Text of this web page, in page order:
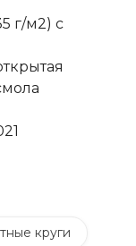
г/м2) с
круги